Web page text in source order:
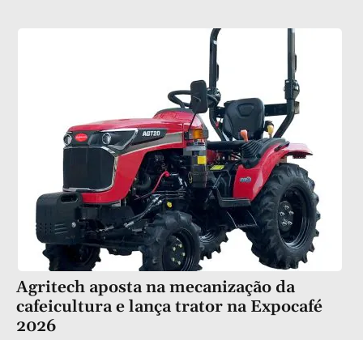
Agritech aposta na mecanização da
cafeicultura e lança trator na Expocafé
2026